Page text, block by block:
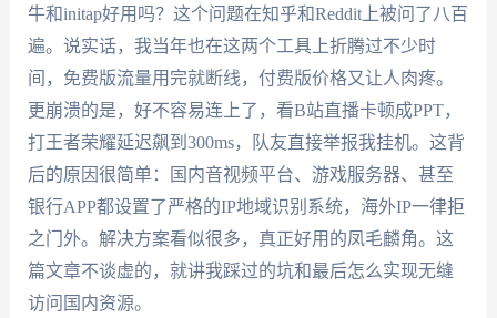
牛和initap好用吗？这个问题在知乎和Reddit上被问了八百
遍。说实话，我当年也在这两个工具上折腾过不少时
间，免费版流量用完就断线，付费版价格又让人肉疼。
更崩溃的是，好不容易连上了，看B站直播卡顿成PPT，
打王者荣耀延迟飙到300ms，队友直接举报我挂机。这背
后的原因很简单：国内音视频平台、游戏服务器、甚至
银行APP都设置了严格的IP地域识别系统，海外IP一律拒
之门外。解决方案看似很多，真正好用的凤毛麟角。这
篇文章不谈虚的，就讲我踩过的坑和最后怎么实现无缝
访问国内资源。